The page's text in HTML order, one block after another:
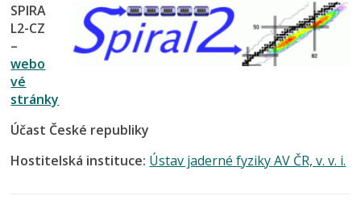
SPIRA
L2-CZ
–
webo
vé
stránky
Účast České republiky
Hostitelská instituce: Ústav jaderné fyziky AV ČR, v. v. i.